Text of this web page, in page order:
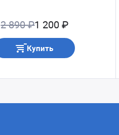
2 890 ₽1 200 ₽
Купить